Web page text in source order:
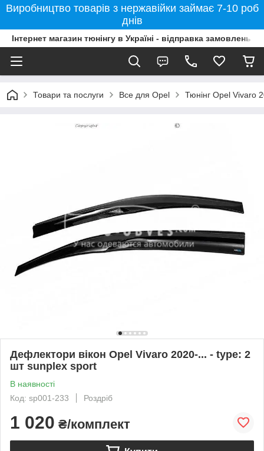
Виробництво товарів з нержавійки займає 7-10 роб
днів
Інтернет магазин тюнінгу в Україні - відправка замовлень
Товари та послуги Все для Opel Тюнінг Opel Vivaro
Дефлектори вікон Opel Vivaro 2020-... - type: 2
шт sunplex sport
В наявності
Код: sp001-233
Роздріб
1 020 ₴/комплект